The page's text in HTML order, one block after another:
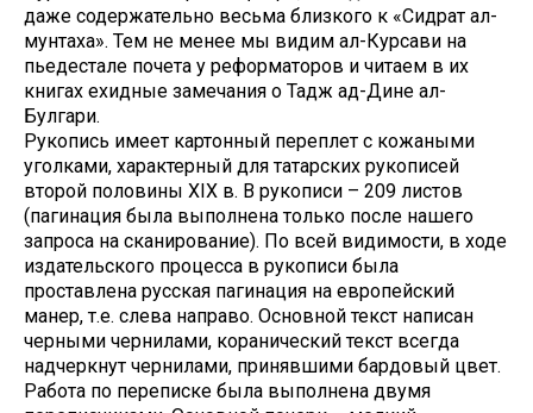
даже содержательно весьма близкого к «Сидрат ал-
мунтаха». Тем не менее мы видим ал-Курсави на
пьедестале почета у реформаторов и читаем в их
книгах ехидные замечания о Тадж ад-Дине ал-
Булгари.
Рукопись имеет картонный переплет с кожаными
уголками, характерный для татарских рукописей
второй половины XIX в. В рукописи – 209 листов
(пагинация была выполнена только после нашего
запроса на сканирование). По всей видимости, в ходе
издательского процесса в рукописи была
проставлена русская пагинация на европейский
манер, т.е. слева направо. Основной текст написан
черными чернилами, коранический текст всегда
надчеркнут чернилами, принявшими бардовый цвет.
Работа по переписке была выполнена двумя